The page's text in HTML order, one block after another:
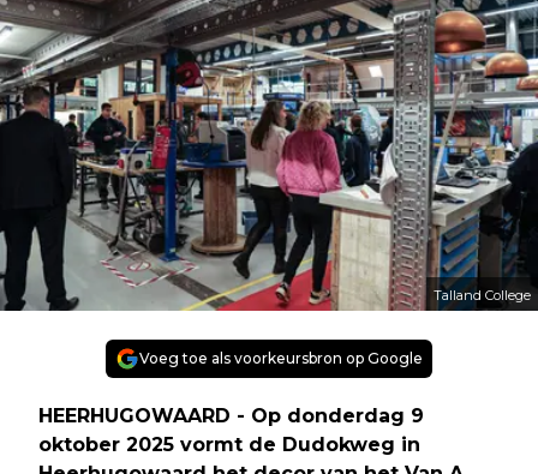
Talland College
Voeg toe als voorkeursbron op Google
HEERHUGOWAARD - Op donderdag 9
oktober 2025 vormt de Dudokweg in